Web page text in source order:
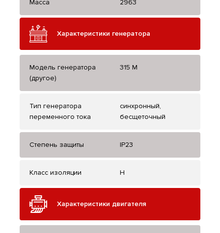
Масса 2963
Характеристики генератора
Модель генератора
(другое)
315 M
Тип генератора
переменного тока
синхронный,
бесщеточный
Степень защиты IP23
Класс изоляции H
Характеристики двигателя